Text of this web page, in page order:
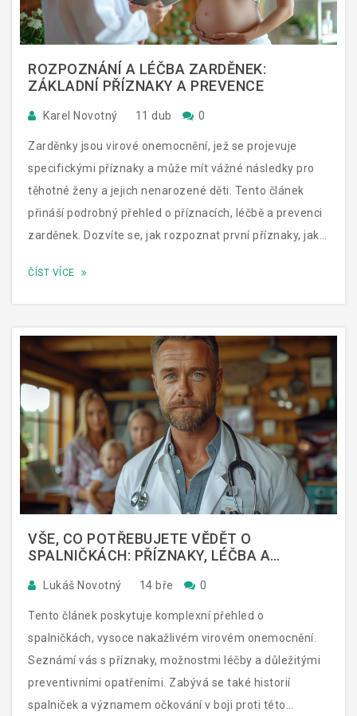
ROZPOZNÁNÍ A LÉČBA ZARDĚNEK:
ZÁKLADNÍ PŘÍZNAKY A PREVENCE
Karel Novotný 11 dub 0
Zarděnky jsou virové onemocnění, jež se projevuje
specifickými příznaky a může mít vážné následky pro
těhotné ženy a jejich nenarozené děti. Tento článek
přináší podrobný přehled o příznacích, léčbě a prevenci
zarděnek. Dozvíte se, jak rozpoznat první příznaky, jaká
jak je možné proti tomuto onemocnění účinně bojovat.
ČÍST VÍCE
VŠE, CO POTŘEBUJETE VĚDĚT O
SPALNIČKÁCH: PŘÍZNAKY, LÉČBA A
Lukáš Novotný 14 bře 0
Tento článek poskytuje komplexní přehled o
spalničkách, vysoce nakažlivém virovém onemocnění.
Seznámí vás s příznaky, možnostmi léčby a důležitými
preventivními opatřeními. Zabývá se také historií
spalniček a významem očkování v boji proti této